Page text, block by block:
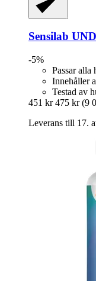
Sensilab
-5%
Passar alla
Innehåller
Testad av
451 kr 475 kr (9
Leverans till 17.